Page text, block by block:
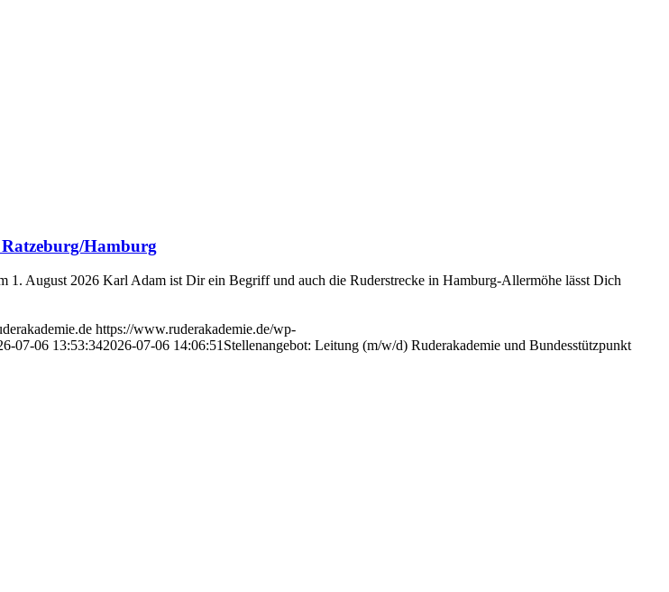
Hamburg
1. August 2026 Karl Adam ist Dir ein Begriff und auch die Ruderstrecke in Hamburg-Allermöhe lässt Dich
https://www.ruderakademie.de/wp-
07-06 13:53:342026-07-06 14:06:51Stellenangebot: Leitung (m/w/d) Ruderakademie und Bundesstützpunkt